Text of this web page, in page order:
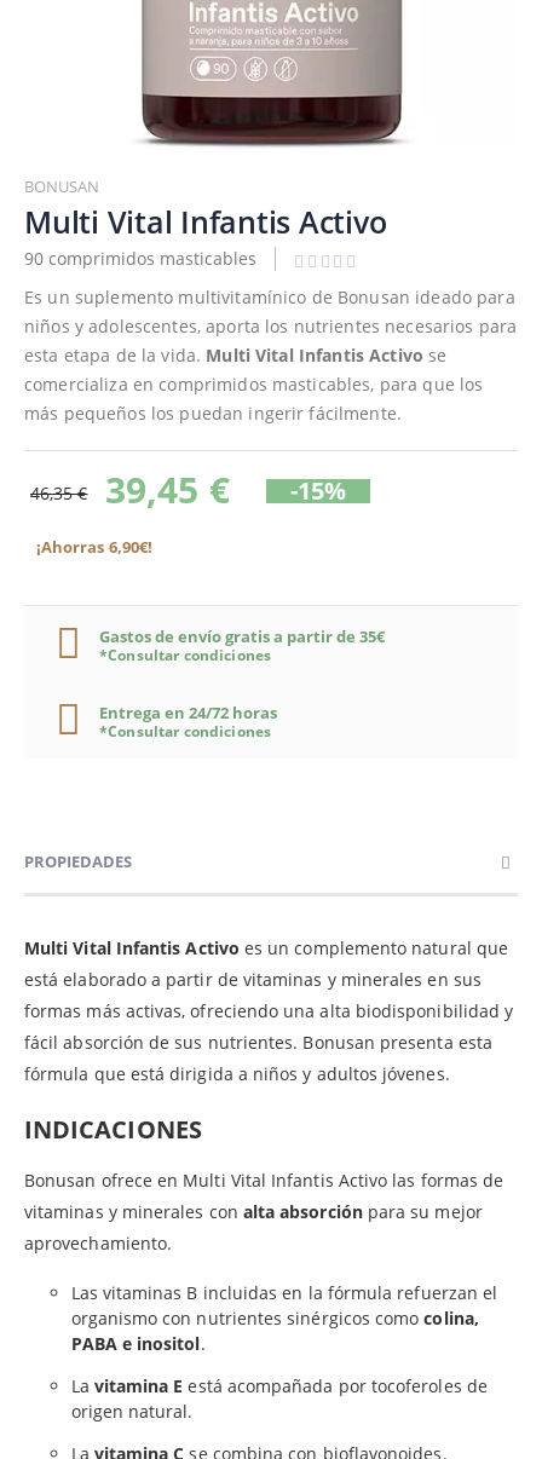
al
comienzo
de
la
galería
imágenes
BONUSAN
Multi Vital Infantis Activo
90 comprimidos masticables
Es un suplemento multivitamínico de Bonusan ideado para
niños y adolescentes, aporta los nutrientes necesarios para
esta etapa de la vida. Multi Vital Infantis Activo se
comercializa en comprimidos masticables, para que los
más pequeños los puedan ingerir fácilmente.
46,35 € 39,45 € -15%
¡Ahorras 6,90€!
Gastos de envío gratis a partir de 35€
*Consultar condiciones
Entrega en 24/72 horas
*Consultar condiciones
PROPIEDADES
Multi Vital Infantis Activo es un complemento natural que
está elaborado a partir de vitaminas y minerales en sus
formas más activas, ofreciendo una alta biodisponibilidad y
fácil absorción de sus nutrientes. Bonusan presenta esta
fórmula que está dirigida a niños y adultos jóvenes.
INDICACIONES
Bonusan ofrece en Multi Vital Infantis Activo las formas de
vitaminas y minerales con alta absorciónpara su mejor
aprovechamiento.
Las vitaminas B incluidas en la fórmula refuerzan el
organismo con nutrientes sinérgicos comocolina,
PABA e inositol.
La vitamina E está acompañada por tocoferoles de
origen natural.
La vitamina C se combina con bioflavonoides.